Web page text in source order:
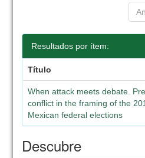
Resultados por ítem:
Título
When attack meets debate.
conflict in the framing of the
Mexican federal elections
Descubre